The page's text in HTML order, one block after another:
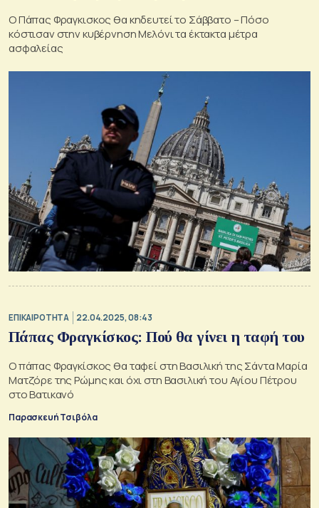
Ο Πάπας Φραγκισκος θα κηδευτεί το Σάββατο – Πόσο
κόστισαν στην κυβέρνηση Μελόνι τα έκτακτα μέτρα
ασφαλείας
ΕΠΙΚΑΙΡΟΤΗΤΑ 22.04.2025, 08:43
Πάπας Φραγκίσκος: Πού θα γίνει η ταφή του
Ο πάπας Φραγκίσκος θα ταφεί στη Βασιλική της Σάντα Μαρία
Ματζόρε της Ρώμης και όχι στη Βασιλική του Αγίου Πέτρου
στο Βατικανό
Παρασκευή Τσιβόλα